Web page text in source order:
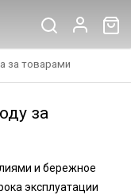
за товарами
за
и бережное
эксплуатации